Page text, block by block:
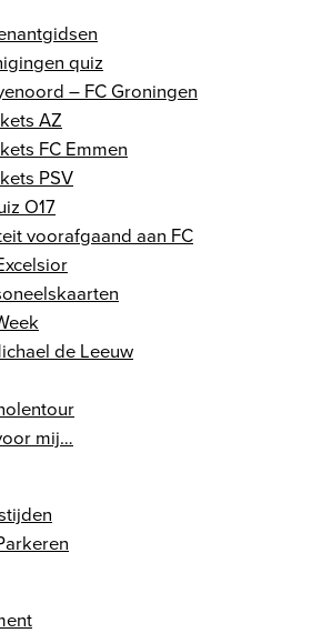
quiz
– FC Groningen
AZ
FC Emmen
PSV
O17
voorafgaand aan FC
de Leeuw
mij…